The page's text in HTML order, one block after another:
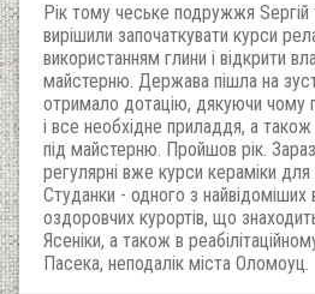
Рік тому чеське подружжя Sергій
вирішили започаткувати курси
використанням глини і відкрити
майстерню. Держава пішла на
отримало дотацію, дякуючи чому
і все необхідне приладдя, а
під майстерню. Пройшов рік.
регулярні вже курси кераміки для
Студанки - одного з найвідоміших
оздоровчих курортів, що
Ясеніки, а також в
Пасека, неподалік міста Оломоуц.